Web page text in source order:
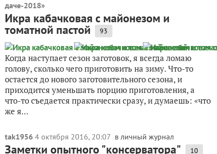
даче-2018»
Икра кабачковая с майонезом и
томатной пастой 93
Когда наступает сезон заготовок, я всегда ломаю
голову, сколько чего приготовить на зиму. Что-то
остается до нового заготовительного сезона, и
приходится уменьшать порцию приготовления, а
что-то съедается практически сразу, и думаешь: «что
же я...
tak1956 4 октября 2016, 20:07 в личный журнал
Заметки опытного "консерватора" 10